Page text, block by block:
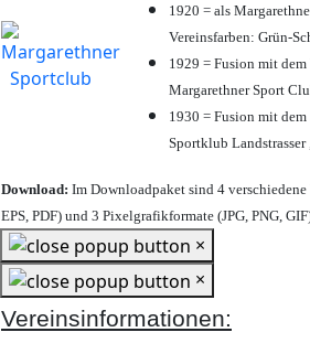
1920 = als
Vereinsfarben: Grün-
1929 = Fusion mit
Margarethner Sport
1930 = Fusion mit
Sportklub Landstrasser
Download: Im Downloadpaket sind 4
EPS, PDF) und 3 Pixelgrafikformate (JPG, PNG,
×
×
Vereinsinformationen: